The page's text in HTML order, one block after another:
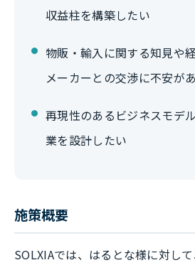
収益柱を構築したい
物販・輸入に関する知見や
メーカーとの交渉に不安が
再現性のあるビジネスモデ
業を設計したい
施策概要
SOLXIAでは、はるとな様に対し